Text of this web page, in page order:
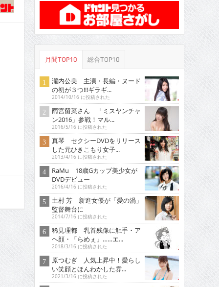
月間TOP10 総合TOP10
瀧内公美 主演・長編・ヌード
の初が３つ!!!ギラギ...
2014/10/16 に投稿された
雨宮留菜さん 「ミスヤンチャ
ン2016」参戦！マル...
2016/5/16 に投稿された
真琴 セクシーDVDをリリース
した元ひきこもり女子...
2013/4/16 に投稿された
RaMu 18歳Gカップ美少女が
DVDデビュー
2016/4/16 に投稿された
土村 芳 新進女優が「愛の渦」
監督舞台に
2014/7/16 に投稿された
稀見理都 乳首残像に触手・ア
ヘ顔・「らめぇ」……エ...
2018/3/16 に投稿された
原つむぎ 人気上昇中！愛らし
い笑顔とほんわかした雰...
2021/3/16 に投稿された